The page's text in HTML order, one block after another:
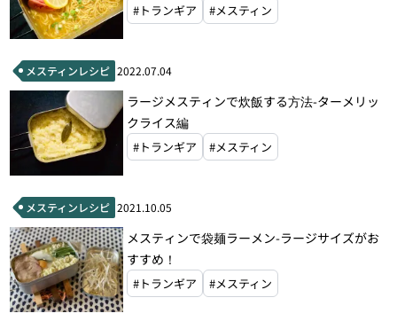
#トランギア #メスティン
メスティンレシピ 2022.07.04
ラージメスティンで炊飯する方法-ターメリッ
クライス編
#トランギア #メスティン
メスティンレシピ 2021.10.05
メスティンで袋麺ラーメン-ラージサイズがお
すすめ！
#トランギア #メスティン